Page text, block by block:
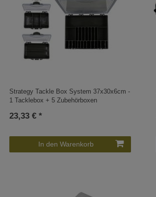
Strategy Tackle Box System 37x30x6cm -
1 Tacklebox + 5 Zubehörboxen
23,33 € *
In den Warenkorb